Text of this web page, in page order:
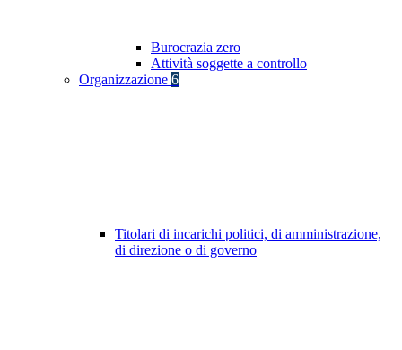
Burocrazia zero
Attività soggette a controllo
Organizzazione 6
Titolari di incarichi politici, di amministrazione,
di direzione o di governo